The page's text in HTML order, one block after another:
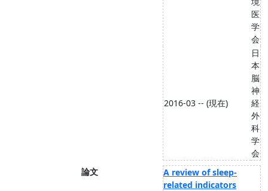
医
学
会
2016-03 -- (現在)
日
本
脳
神
経
外
科
学
会
論文
A review of sleep-
related indicators